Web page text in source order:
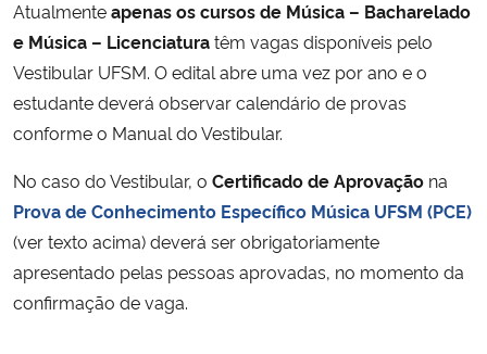
Atualmenteapenas os cursos de Música – Bacharelado
e Música – Licenciaturatêm vagas disponíveis pelo
Vestibular UFSM. O edital abre uma vez por ano e o
estudante deverá observar calendário de provas
conforme o Manual do Vestibular.
No caso do Vestibular, o Certificado de Aprovação na
Prova de Conhecimento Específico Música UFSM (PCE)
(ver texto acima) deverá ser obrigatoriamente
apresentado pelas pessoas aprovadas, no momento da
confirmação de vaga.